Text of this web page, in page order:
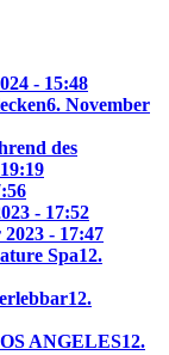
- 15:48
6. November
des
- 17:52
- 17:47
Spa12.
12.
ANGELES12.